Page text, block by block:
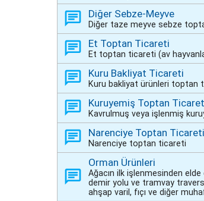
Diğer Sebze-Meyve
Diğer taze meyve sebze
Et Toptan Ticareti
Et toptan ticareti (av
Kuru Bakliyat Ticareti
Kuru bakliyat ürünleri toptan
Kuruyemiş Toptan
Kavrulmuş veya işlenmiş
Narenciye Toptan Ticareti
Narenciye toptan ticareti
Orman Ürünleri
Ağacın ilk işlenmesinden
demir yolu ve tramvay
ahşap varil, fıçı ve diğer